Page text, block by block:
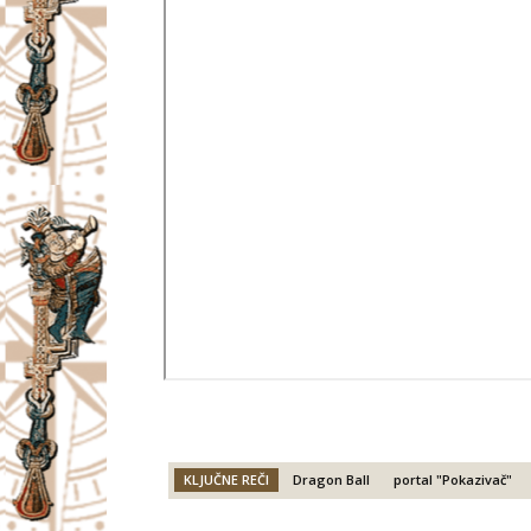
KLJUČNE REČI Dragon Ball portal "Pokazivač"